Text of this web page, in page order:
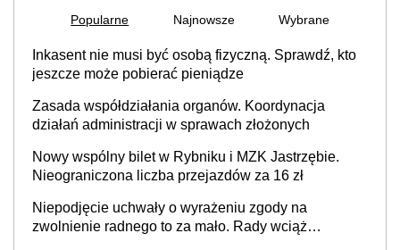
Popularne Najnowsze Wybrane
Inkasent nie musi być osobą fizyczną. Sprawdź, kto
jeszcze może pobierać pieniądze
Zasada współdziałania organów. Koordynacja
działań administracji w sprawach złożonych
Nowy wspólny bilet w Rybniku i MZK Jastrzębie.
Nieograniczona liczba przejazdów za 16 zł
Niepodjęcie uchwały o wyrażeniu zgody na
zwolnienie radnego to za mało. Rady wciąż